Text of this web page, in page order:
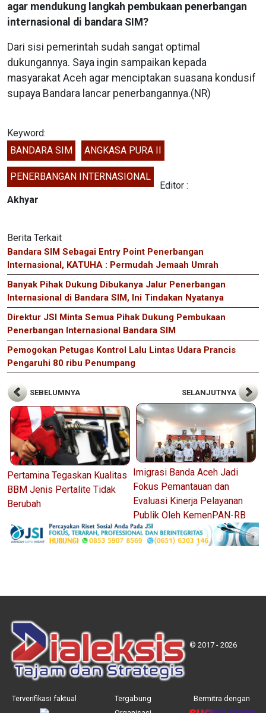
agar mendukung langkah pembukaan penerbangan
internasional di bandara SIM?
Dari sisi pemerintah sudah sangat optimal
dukungannya. Saya ingin sampaikan kepada
masyarakat Aceh agar menciptakan suasana kondusif
supaya Bandara lancar penerbangannya.(NR)
Keyword:
BANDARA SIM
ANGKASA PURA II
PENERBANGAN INTERNASIONAL
Editor :
Akhyar
Berita Terkait
Bandara SIM Sebagai Entry Point Penerbangan
Internasional, KATUHA : Permudah Jemaah Umrah
Banyak Pihak Dukung Dibukanya Jalur Penerbangan
Internasional di Bandara SIM, Ini Tindakan Nyatanya
Direktur JSI Minta Semua Pihak Dukung Pembukaan
Penerbangan Internasional Bandara SIM
Pemogokan Petugas Kontrol Lalu Lintas Udara Prancis
Pengaruhi 80 ribu Penumpang
SEBELUMNYA
Pertamina Tegaskan Kualitas
BBM Jenis Pertalite Tidak
Berubah
SELANJUTNYA
Imigrasi Banda Aceh Jadi
Fokus Pemantauan dan
Evaluasi Kinerja Pelayanan
Publik Oleh KemenPAN-RB
© 2017 - 2026
Terverifikasi faktual
Tergabung
Bermitra dengan